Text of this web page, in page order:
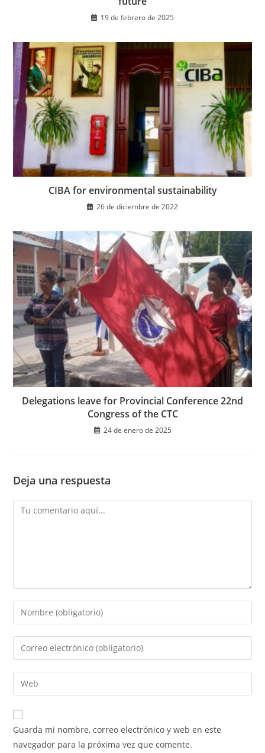
19 de febrero de 2025
CIBA for environmental sustainability
26 de diciembre de 2022
Delegations leave for Provincial Conference 22nd
Congress of the CTC
24 de enero de 2025
Deja una respuesta
Comentario
Introduce
tu
nombre
de
usuario
para
comentar
Introduce
tu
dirección
de
electrónico
para
comentar
Introduce
la
URL
de
Guarda mi nombre, correo electrónico y web en este
navegador para la próxima vez que comente.